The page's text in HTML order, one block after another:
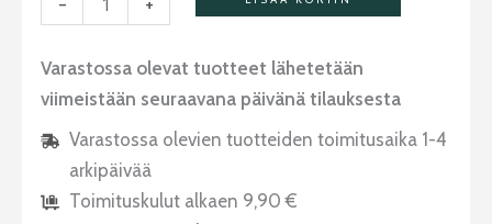
Varastossa olevat tuotteet lähetetään
viimeistään seuraavana päivänä tilauksesta
Varastossa olevien tuotteiden toimitusaika 1-4
arkipäivää
Toimituskulut alkaen 9,90 €